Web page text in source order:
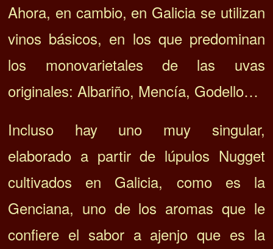
Ahora, en cambio, en Galicia se utilizan
vinos básicos, en los que predominan
los monovarietales de las uvas
originales: Albariño, Mencía, Godello…
Incluso hay uno muy singular,
elaborado a partir de lúpulos Nugget
cultivados en Galicia, como es la
Genciana, uno de los aromas que le
confiere el sabor a ajenjo que es la